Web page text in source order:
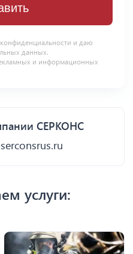
и даю
данных.
и информационных
СЕРКОНС
услуги: